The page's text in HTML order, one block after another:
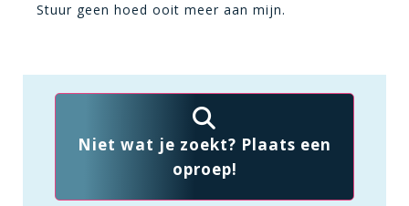
Stuur geen hoed ooit meer aan mijn.
Niet wat je zoekt? Plaats een
oproep!